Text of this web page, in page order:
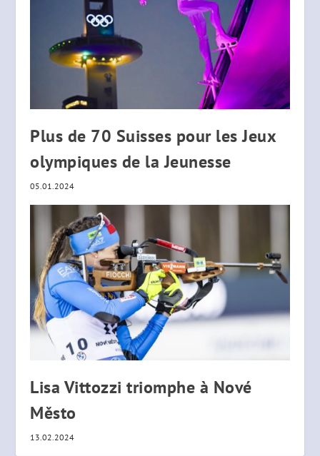
Plus de 70 Suisses pour les Jeux
olympiques de la Jeunesse
05.01.2024
Lisa Vittozzi triomphe à Nové
Město
13.02.2024